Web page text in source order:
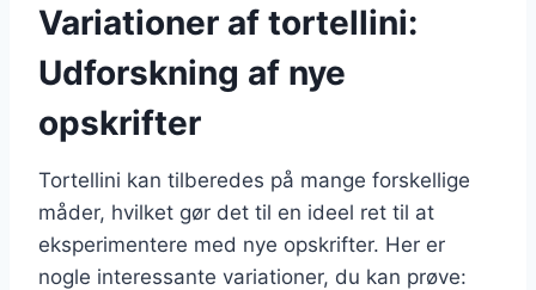
Variationer af tortellini:
Udforskning af nye
opskrifter
Tortellini kan tilberedes på mange forskellige
måder, hvilket gør det til en ideel ret til at
eksperimentere med nye opskrifter. Her er
nogle interessante variationer, du kan prøve: